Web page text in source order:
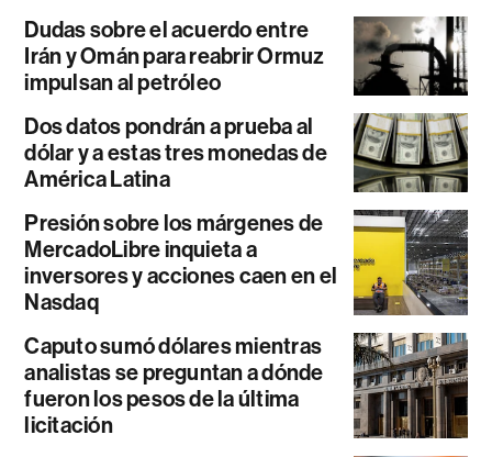
Dudas sobre el acuerdo entre
Irán y Omán para reabrir Ormuz
impulsan al petróleo
Dos datos pondrán a prueba al
dólar y a estas tres monedas de
América Latina
Presión sobre los márgenes de
MercadoLibre inquieta a
inversores y acciones caen en el
Nasdaq
Caputo sumó dólares mientras
analistas se preguntan a dónde
fueron los pesos de la última
licitación